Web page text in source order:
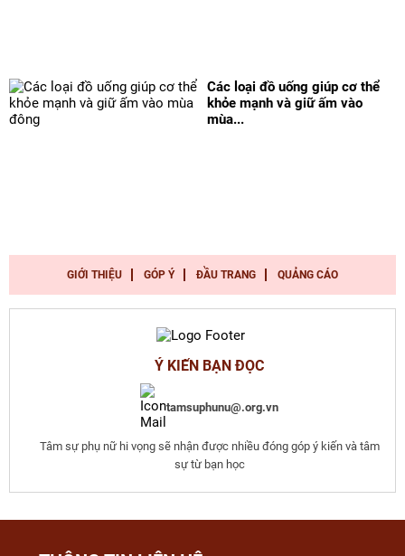
Các loại đồ uống giúp cơ thể
khỏe mạnh và giữ ấm vào
mùa...
GIỚI THIỆU GÓP Ý ĐẦU TRANG QUẢNG CÁO
Ý KIẾN BẠN ĐỌC
tamsuphunu@.org.vn
Tâm sự phụ nữ hi vọng sẽ nhận được nhiều đóng góp ý kiến và tâm
sự từ bạn học